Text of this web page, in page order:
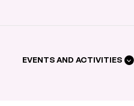
EVENTS AND ACTIVITIES